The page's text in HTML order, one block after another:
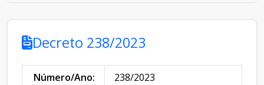
Decreto 238/2023
Número/Ano:
238/2023